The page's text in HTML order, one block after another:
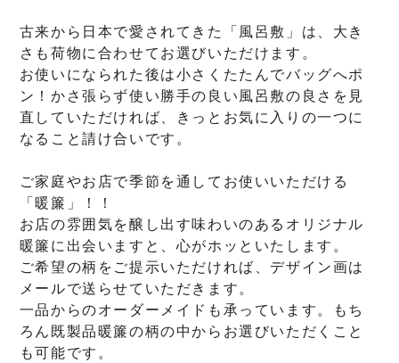
古来から日本で愛されてきた「風呂敷」は、大き
さも荷物に合わせてお選びいただけます。
お使いになられた後は小さくたたんでバッグへポ
ン！かさ張らず使い勝手の良い風呂敷の良さを見
直していただければ、きっとお気に入りの一つに
なること請け合いです。
ご家庭やお店で季節を通してお使いいただける
「暖簾」！！
お店の雰囲気を醸し出す味わいのあるオリジナル
暖簾に出会いますと、心がホッといたします。
ご希望の柄をご提示いただければ、デザイン画は
メールで送らせていただきます。
一品からのオーダーメイドも承っています。もち
ろん既製品暖簾の柄の中からお選びいただくこと
も可能です。